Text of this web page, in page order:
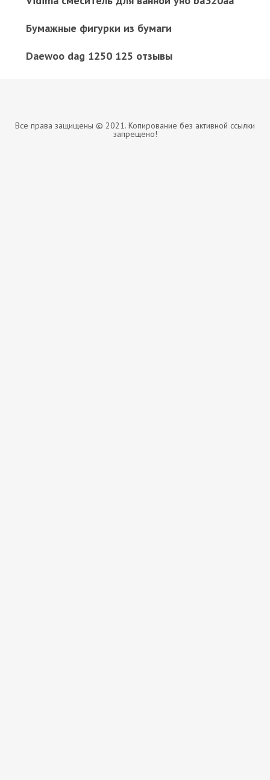
Бумажные фигурки из бумаги
Daewoo dag 1250 125 отзывы
Все права защищены © 2021. Копирование без активной ссылки
запрещено!